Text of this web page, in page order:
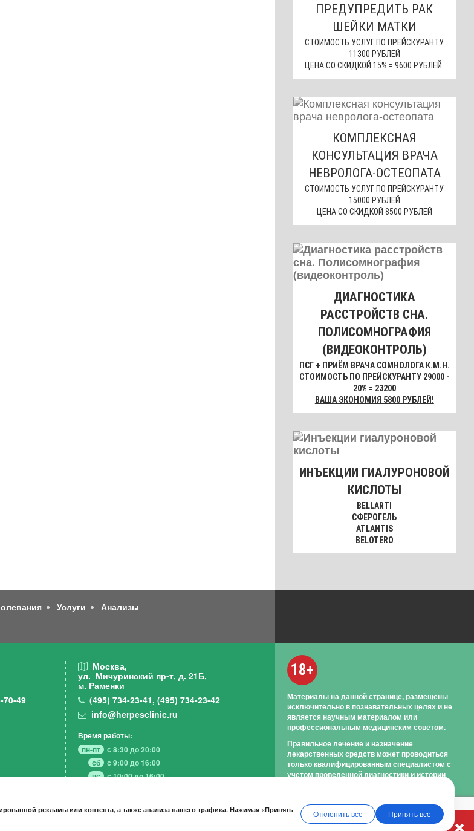
ПРЕДУПРЕДИТЬ РАК
ШЕЙКИ МАТКИ
СТОИМОСТЬ УСЛУГ ПО ПРЕЙСКУРАНТУ
11300 РУБЛЕЙ
ЦЕНА СО СКИДКОЙ 15% = 9600 РУБЛЕЙ.
КОМПЛЕКСНАЯ
КОНСУЛЬТАЦИЯ ВРАЧА
НЕВРОЛОГА-ОСТЕОПАТА
СТОИМОСТЬ УСЛУГ ПО ПРЕЙСКУРАНТУ
15000 РУБЛЕЙ
ЦЕНА СО СКИДКОЙ 8500 РУБЛЕЙ
ДИАГНОСТИКА
РАССТРОЙСТВ СНА.
ПОЛИСОМНОГРАФИЯ
(ВИДЕОКОНТРОЛЬ)
ПСГ + ПРИЁМ ВРАЧА СОМНОЛОГА К.М.Н.
СТОИМОСТЬ ПО ПРЕЙСКУРАНТУ 29000 -
20% = 23200
ВАША ЭКОНОМИЯ 5800 РУБЛЕЙ!
ИНЪЕКЦИИ ГИАЛУРОНОВОЙ
КИСЛОТЫ
BELLARTI
СФЕРОГЕЛЬ
ATLANTIS
BELOTERO
Услуги
Анализы
70-49
Москва,
ул. Мичуринский пр-т, д. 21Б,
м. Раменки
(495)734-23-41,(495)734-23-42
info@herpesclinic.ru
Время работы:
пн-пт
с 8:30 до 20:00
сб
с 9:00 до 16:00
вс
с 10:00 до 16:00
18+
Материалы на данной странице, размещены
исключительно в познавательных целях и не
является научным материалом или
профессиональным медицинским советом.
Правильное лечение и назначение
лекарственных средств может проводиться
только квалифицированным специалистом с
учетом проведенной диагностики и истории
рекламы или контента, а также анализа нашего трафика. Нажимая «Принять
Отклонить все Принять все